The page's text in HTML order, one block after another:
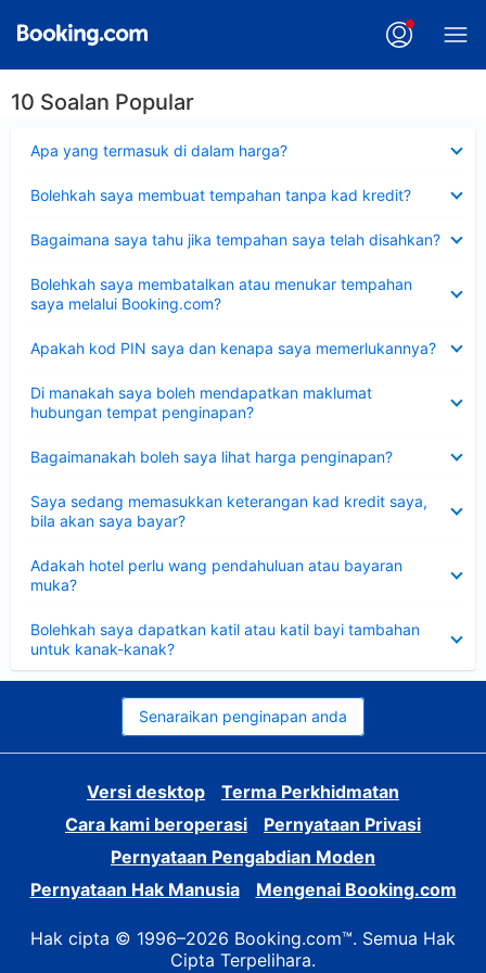
10 Soalan Popular
Apa yang termasuk di dalam harga?
Bolehkah saya membuat tempahan tanpa kad kredit?
Bagaimana saya tahu jika tempahan saya telah disahkan?
Bolehkah saya membatalkan atau menukar tempahan
saya melalui Booking.com?
Apakah kod PIN saya dan kenapa saya memerlukannya?
Di manakah saya boleh mendapatkan maklumat
hubungan tempat penginapan?
Bagaimanakah boleh saya lihat harga penginapan?
Saya sedang memasukkan keterangan kad kredit saya,
bila akan saya bayar?
Adakah hotel perlu wang pendahuluan atau bayaran
muka?
Bolehkah saya dapatkan katil atau katil bayi tambahan
untuk kanak-kanak?
Senaraikan penginapan anda
Versi desktop
Terma Perkhidmatan
Cara kami beroperasi
Pernyataan Privasi
Pernyataan Pengabdian Moden
Pernyataan Hak Manusia
Mengenai Booking.com
Hak cipta © 1996–2026 Booking.com™. Semua Hak
Cipta Terpelihara.